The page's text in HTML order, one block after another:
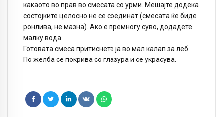
какаото во прав во смесата со урми. Мешајте додека
состојките целосно не се соединат (смесата ќе биде
ронлива, не мазна). Ако е премногу суво, додадете
малку вода.
Готовата смеса притиснете ја во мал калап за леб.
По желба се покрива со глазура и се украсува.